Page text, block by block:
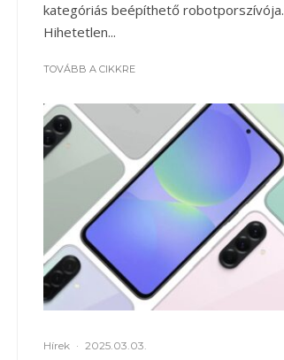
kategóriás beépíthető robotporszívója.
Hihetetlen...
TOVÁBB A CIKKRE
Hírek · 2025.03.03.